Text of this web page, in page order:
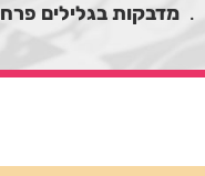
. מדבקות בגלילים פרח